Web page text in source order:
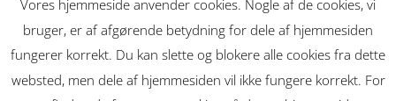
Vores hjemmeside anvender cookies. Nogle af de cookies, vi
bruger, er af afgørende betydning for dele af hjemmesiden
fungerer korrekt. Du kan slette og blokere alle cookies fra dette
websted, men dele af hjemmesiden vil ikke fungere korrekt. For